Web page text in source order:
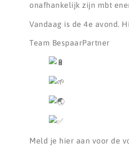
onafhankelijk zijn mbt
Vandaag is de 4e avond.
Team BespaarPartner
Meld je hier aan voor de